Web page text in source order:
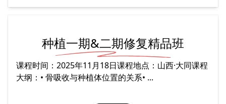
种植一期&二期修复精品班
课程时间：2025年11月18日课程地点：山西·大同课程
大纲：• 骨吸收与种植体位置的关系• ...